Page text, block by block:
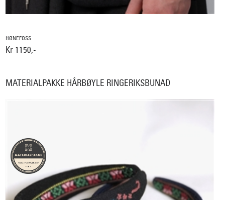
HØNEFOSS
Kr 1150,-
MATERIALPAKKE HÅRBØYLE RINGERIKSBUNAD